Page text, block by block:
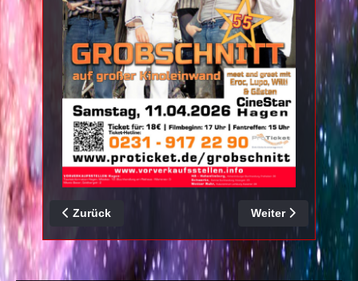
Vorheriger Beitrag: Grobschnitt Jumbo Record Store
Zurück Nächster Beitrag:
Weiter